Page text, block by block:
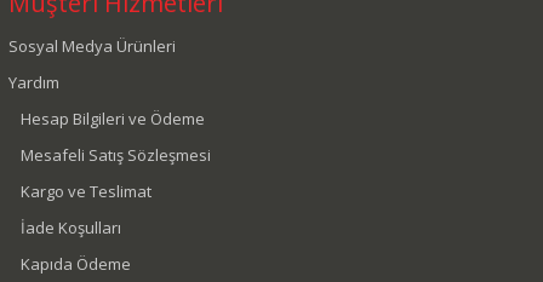
Sosyal Medya Ürünleri
Yardım
Hesap Bilgileri ve Ödeme
Mesafeli Satış Sözleşmesi
Kargo ve Teslimat
İade Koşulları
Kapıda Ödeme